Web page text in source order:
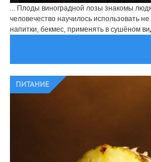
... Плоды виноградной лозы знакомы
человечество научилось использовать
напитки, бекмес, применять в сушёном
ПИТАНИЕ